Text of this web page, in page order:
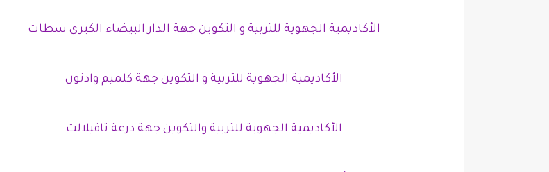
الأكاديمية الجهوية للتربية و التكوين جهة الدار البيضاء الكبرى سطات
الأكاديمية الجهوية للتربية و التكوين جهة كلميم وادنون
الأكاديمية الجهوية للتربية والتكوين جهة درعة تافيلالت